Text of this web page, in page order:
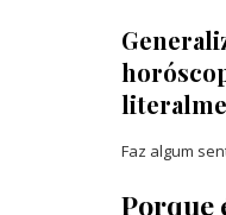
Faz algum
Porque